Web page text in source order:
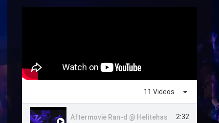
11 Videos
Aftermovie Ran-d @ Helitehas 2:32